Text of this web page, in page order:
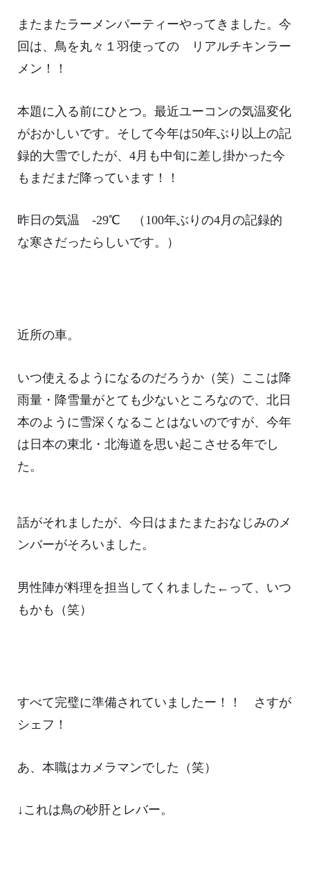
またまたラーメンパーティーやってきました。今
回は、鳥を丸々１羽使っての リアルチキンラー
メン！！
本題に入る前にひとつ。最近ユーコンの気温変化
がおかしいです。そして今年は50年ぶり以上の記
録的大雪でしたが、4月も中旬に差し掛かった今
もまだまだ降っています！！
昨日の気温 -29℃ （100年ぶりの4月の記録的
な寒さだったらしいです。）
近所の車。
いつ使えるようになるのだろうか（笑）ここは降
雨量・降雪量がとても少ないところなので、北日
本のように雪深くなることはないのですが、今年
は日本の東北・北海道を思い起こさせる年でし
た。
話がそれましたが、今日はまたまたおなじみのメ
ンバーがそろいました。
男性陣が料理を担当してくれました←って、いつ
もかも（笑）
すべて完璧に準備されていましたー！！ さすが
シェフ！
あ、本職はカメラマンでした（笑）
↓これは鳥の砂肝とレバー。